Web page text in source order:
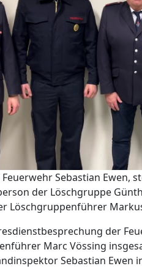
Sebastian Ewen,
der Löschgruppe
Löschgruppenführer
der
Marc Vössing
Sebastian Ewen